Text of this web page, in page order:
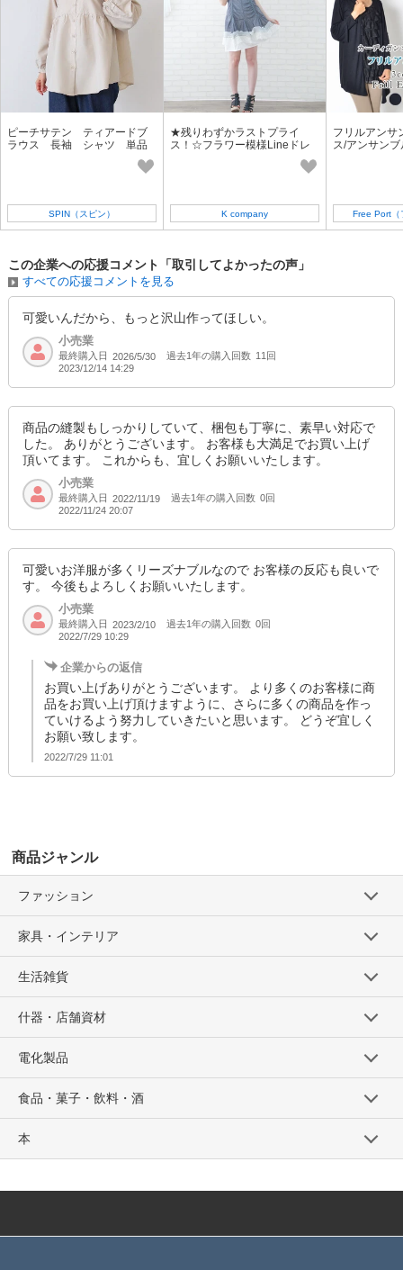
ピーチサテン ティアードブ
ラウス 長袖 シャツ 単品
SPIN（スピン）
★残りわずかラストプライ
ス！☆フラワー模様Lineドレ
ープティアードフリルワンピ
K company
フリルアンサ
ス/アンサン
Free Port（
この企業への応援コメント「取引してよかったの声」
すべての応援コメントを見る
可愛いんだから、もっと沢山作ってほしい。
小売業
最終購入日 2026/5/30 過去1年の購入回数 11回
2023/12/14 14:29
商品の縫製もしっかりしていて、梱包も丁寧に、素早い対応で
した。 ありがとうございます。 お客様も大満足でお買い上げ
頂いてます。 これからも、宜しくお願いいたします。
小売業
最終購入日 2022/11/19 過去1年の購入回数 0回
2022/11/24 20:07
可愛いお洋服が多くリーズナブルなので お客様の反応も良いで
す。 今後もよろしくお願いいたします。
小売業
最終購入日 2023/2/10 過去1年の購入回数 0回
2022/7/29 10:29
企業からの返信
お買い上げありがとうございます。 より多くのお客様に商
品をお買い上げ頂けますように、さらに多くの商品を作っ
ていけるよう努力していきたいと思います。 どうぞ宜しく
お願い致します。
2022/7/29 11:01
商品ジャンル
ファッション
家具・インテリア
生活雑貨
什器・店舗資材
電化製品
食品・菓子・飲料・酒
本